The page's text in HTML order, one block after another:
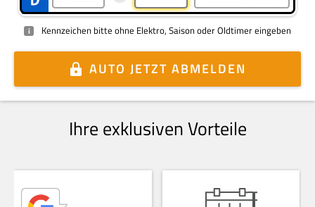
i Kennzeichen bitte ohne Elektro, Saison oder Oldtimer eingeben
AUTO JETZT ABMELDEN
Ihre exklusiven Vorteile